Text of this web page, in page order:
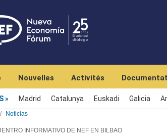
Nouvelles Activités
Madrid Catalunya Euskadi Galicia
Noticias
INFORMATIVO DE NEF EN BILBAO